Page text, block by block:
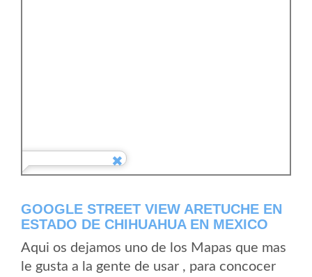
GOOGLE STREET VIEW ARETUCHE EN
ESTADO DE CHIHUAHUA EN MEXICO
Aqui os dejamos uno de los Mapas que mas
le gusta a la gente de usar , para concocer